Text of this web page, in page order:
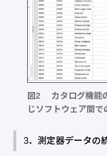
図2 カタログ機能
じソフトウェア間で
3．測定器データの